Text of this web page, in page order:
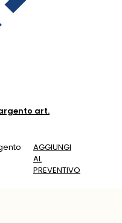
art.
AGGIUNGI
AL
PREVENTIVO